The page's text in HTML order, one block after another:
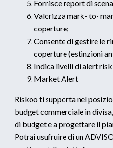
Fornisce report di
Valorizza mark- to-
coperture;
Consente di gestire le
coperture (estinzioni
Indica livelli di alert
Market Alert
Riskoo ti supporta nel
budget commerciale in
di budget e a progettare il
Potrai usufruire di un